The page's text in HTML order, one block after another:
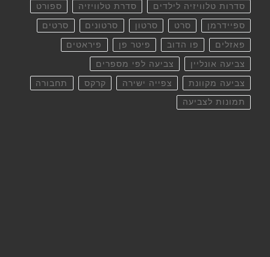
סדרות טלוויזיה לילדים סדרת טלוויזיה ספורט
ספיידרמן סרט סרטון סרטונים סרטים
פאזלים פו הדוב פיטר פן פיראטים
צביעה אונליין צביעה לפי מספרים
צביעה מקוונת צפייה ישירה קרקס תחבורה
תמונות לצביעה